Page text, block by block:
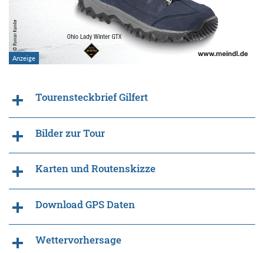
Tourensteckbrief Gilfert
Bilder zur Tour
Karten und Routenskizze
Download GPS Daten
Wettervorhersage